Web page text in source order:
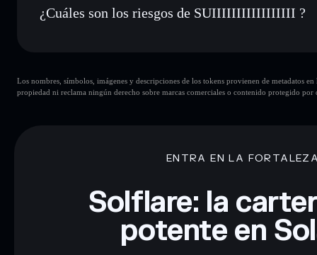
¿Cuáles son los riesgos de SUIIIIIIIIIIIIIIIII ?
Los nombres, símbolos, imágenes y descripciones de los tokens provienen de metadatos
propiedad ni reclama ningún derecho sobre marcas comerciales o contenido protegido por
ENTRA EN LA FORTALEZA
Solflare: la
potente en